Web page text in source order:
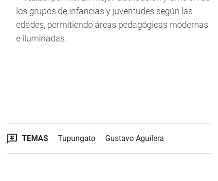
los grupos de infancias y juventudes según las
edades, permitiendo áreas pedagógicas modernas
e iluminadas.
TEMAS Tupungato Gustavo Aguilera